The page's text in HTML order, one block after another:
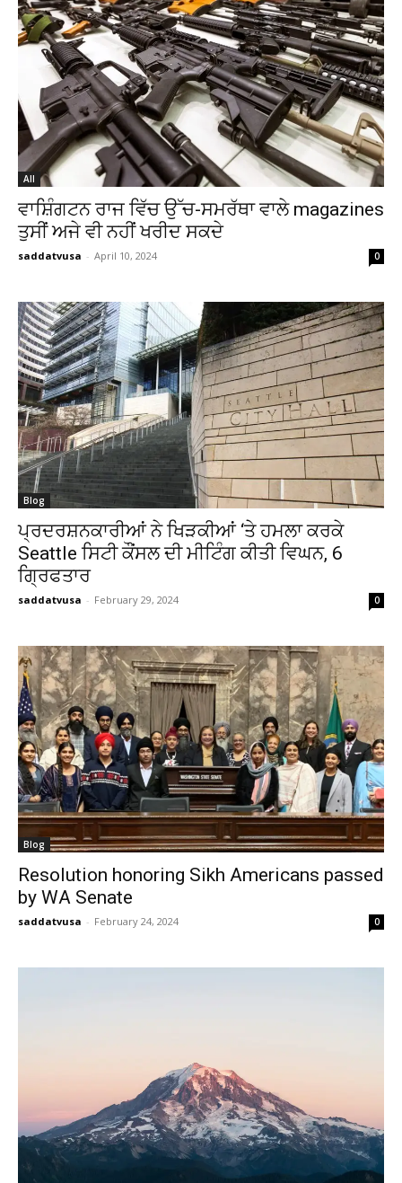
All
ਵਾਸ਼ਿੰਗਟਨ ਰਾਜ ਵਿੱਚ ਉੱਚ-ਸਮਰੱਥਾ ਵਾਲੇ magazines
ਤੁਸੀਂ ਅਜੇ ਵੀ ਨਹੀਂ ਖਰੀਦ ਸਕਦੇ
saddatvusa - April 10, 2024 0
Blog
ਪ੍ਰਦਰਸ਼ਨਕਾਰੀਆਂ ਨੇ ਖਿੜਕੀਆਂ ‘ਤੇ ਹਮਲਾ ਕਰਕੇ
Seattle ਸਿਟੀ ਕੌਂਸਲ ਦੀ ਮੀਟਿੰਗ ਕੀਤੀ ਵਿਘਨ, 6
ਗ੍ਰਿਫਤਾਰ
saddatvusa - February 29, 2024 0
Blog
Resolution honoring Sikh Americans passed
by WA Senate
saddatvusa - February 24, 2024 0